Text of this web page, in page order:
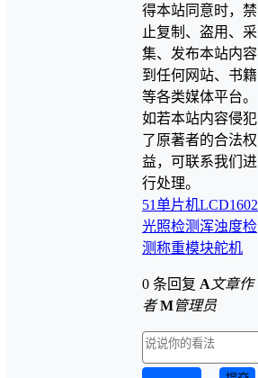
得本站同意时，禁
止复制、盗用、采
集、发布本站内容
到任何网站、书籍
等各类媒体平台。
如若本站内容侵犯
了原著者的合法权
益，可联系我们进
行处理。
51单片机LCD1602
光照检测 浑浊度检
测称重模块舵机
0 条回复 A 文章作
者 M管理员